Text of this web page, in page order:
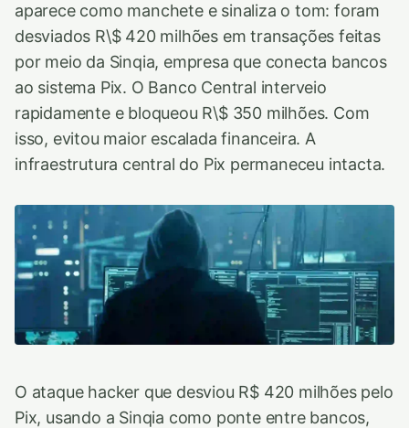
aparece como manchete e sinaliza o tom: foram
desviados R\$ 420 milhões em transações feitas
por meio da Sinqia, empresa que conecta bancos
ao sistema Pix. O Banco Central interveio
rapidamente e bloqueou R\$ 350 milhões. Com
isso, evitou maior escalada financeira. A
infraestrutura central do Pix permaneceu intacta.
O ataque hacker que desviou R$ 420 milhões pelo
Pix, usando a Sinqia como ponte entre bancos,